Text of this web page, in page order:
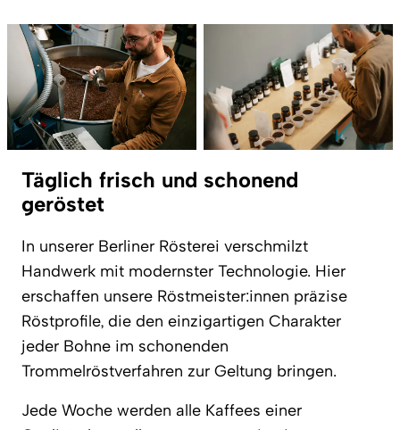
Täglich frisch und schonend
geröstet
In unserer Berliner Rösterei verschmilzt
Handwerk mit modernster Technologie. Hier
erschaffen unsere Röstmeister:innen präzise
Röstprofile, die den einzigartigen Charakter
jeder Bohne im schonenden
Trommelröstverfahren zur Geltung bringen.
Jede Woche werden alle Kaffees einer